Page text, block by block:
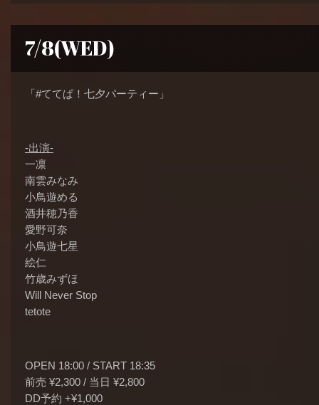
7/8(WED)
「#ててぱ！七夕パーティー」
-出演-
一凛
南雲みなみ
小鳥遊める
酒井穂乃香
愛野可奈
小鳥遊七星
絵仁
竹歳みずほ
Will Never Stop
tetote
OPEN 18:00 / START 18:35
前売 ¥2,300 / 当日 ¥2,800
DD予約 +¥1,000